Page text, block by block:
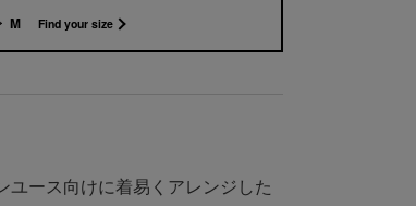
M Find your size
ユース向けに着易くアレンジした